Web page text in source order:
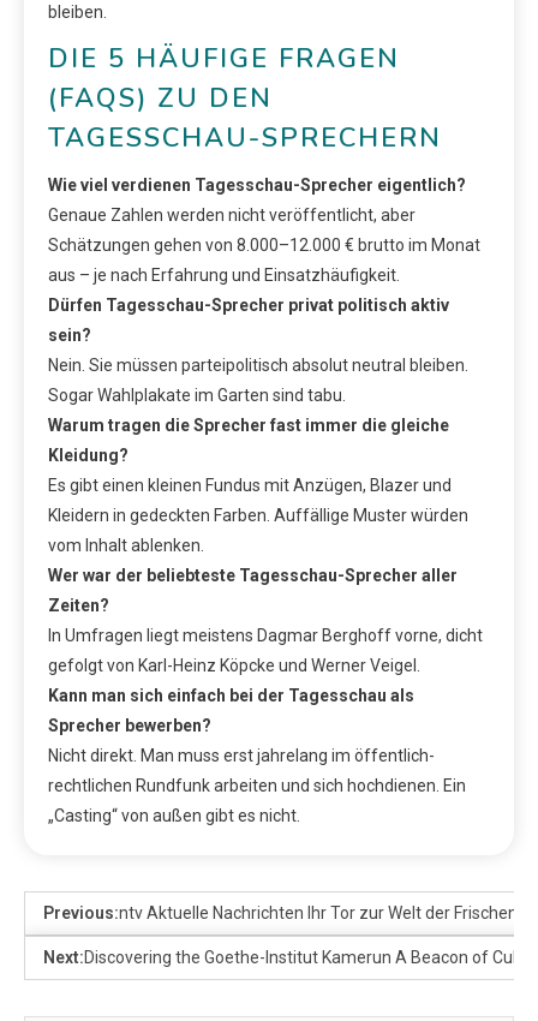
bleiben.
DIE 5 HÄUFIGE FRAGEN
(FAQS) ZU DEN
TAGESSCHAU-SPRECHERN
Wie viel verdienen Tagesschau-Sprecher eigentlich?
Genaue Zahlen werden nicht veröffentlicht, aber
Schätzungen gehen von 8.000–12.000 € brutto im Monat
aus – je nach Erfahrung und Einsatzhäufigkeit.
Dürfen Tagesschau-Sprecher privat politisch aktiv
sein?
Nein. Sie müssen parteipolitisch absolut neutral bleiben.
Sogar Wahlplakate im Garten sind tabu.
Warum tragen die Sprecher fast immer die gleiche
Kleidung?
Es gibt einen kleinen Fundus mit Anzügen, Blazer und
Kleidern in gedeckten Farben. Auffällige Muster würden
vom Inhalt ablenken.
Wer war der beliebteste Tagesschau-Sprecher aller
Zeiten?
In Umfragen liegt meistens Dagmar Berghoff vorne, dicht
gefolgt von Karl-Heinz Köpcke und Werner Veigel.
Kann man sich einfach bei der Tagesschau als
Sprecher bewerben?
Nicht direkt. Man muss erst jahrelang im öffentlich-
rechtlichen Rundfunk arbeiten und sich hochdienen. Ein
„Casting“ von außen gibt es nicht.
Previous:ntv Aktuelle Nachrichten Ihr Tor zur Welt der Frischen
Next:Discovering the Goethe-Institut Kamerun A Beacon of